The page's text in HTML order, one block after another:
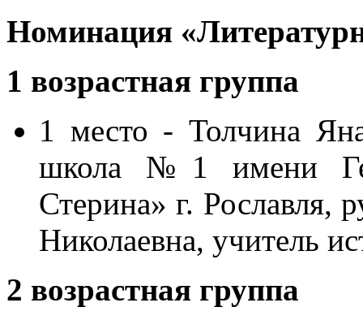
Номинация
1 возрастная группа
1 место - Толчина
школа №1 имени
Стерина» г. Рославля,
Николаевна, учитель
2 возрастная группа